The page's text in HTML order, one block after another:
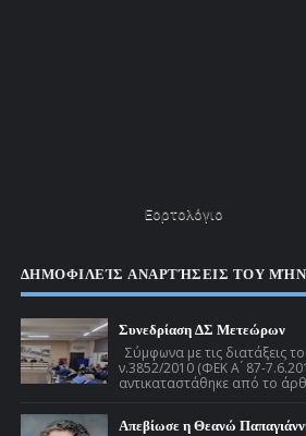
Εορτολόγιο
ΔΗΜΟΦΙΛΕΊΣ ΑΝΑΡΤΉΣΕΙΣ ΤΟΥ
Συνεδρίαση ΔΣ Μετεώρων
Σύμφωνα με τις διατάξεις
ν.3852/2010 (ΦΕΚ Α ́ 87-
αντικαταστάθηκε από το
Απεβίωσε η Θεανώ